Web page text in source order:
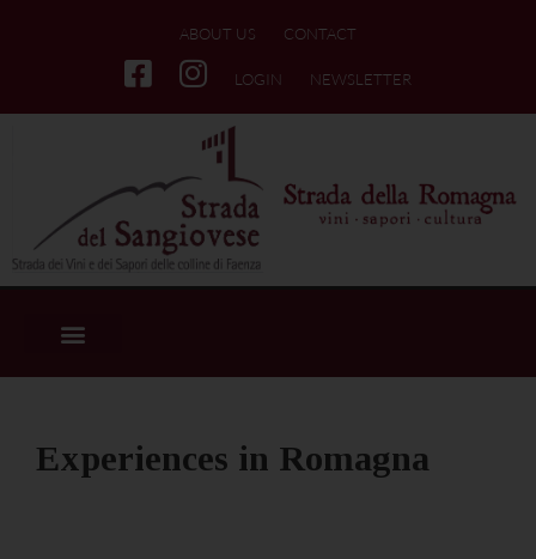
ABOUT US CONTACT
LOGIN NEWSLETTER
Experiences in Romagna